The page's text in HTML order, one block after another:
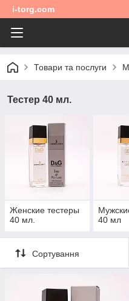
i-torg.com
Товари та послуги
Тестер 40 мл.
Женские тестеры
40 мл.
40 мл
Сортування